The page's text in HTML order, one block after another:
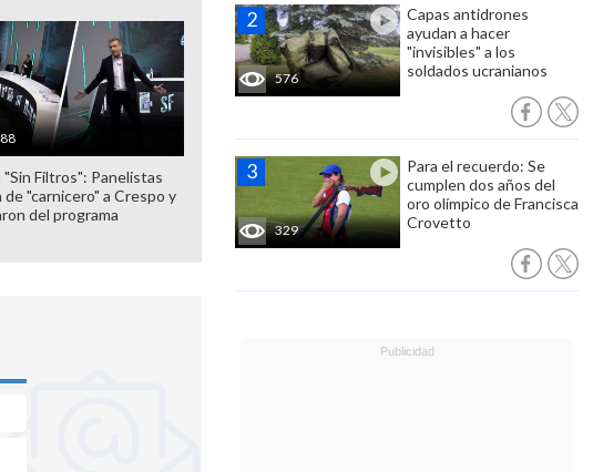
576
Capas antidrones
ayudan a hacer
"invisibles" a los
soldados ucranianos
329
Para el recuerdo: Se
cumplen dos años del
oro olímpico de Francisca
Crovetto
"Sin Filtros": Panelistas
"carnicero" a Crespo y
del programa